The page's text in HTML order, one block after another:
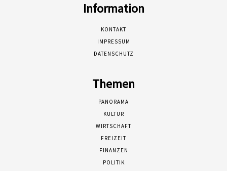
Information
KONTAKT
IMPRESSUM
DATENSCHUTZ
Themen
PANORAMA
KULTUR
WIRTSCHAFT
FREIZEIT
FINANZEN
POLITIK